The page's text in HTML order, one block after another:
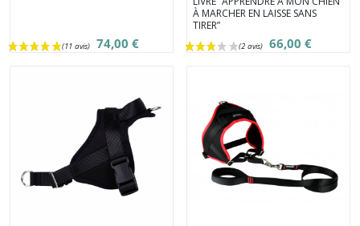
74,00 €
À MARCHER EN LAISSE SANS
TIRER”
66,00 €